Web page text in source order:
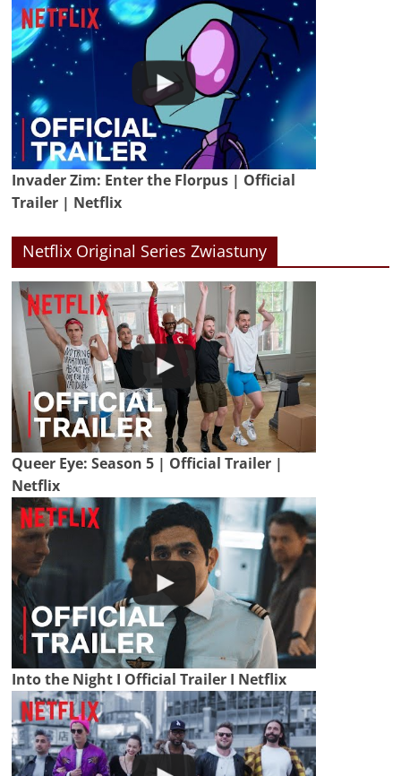
Invader Zim: Enter the Florpus | Official
Trailer | Netflix
Netflix Original Series Zwiastuny
Queer Eye: Season 5 | Official Trailer |
Netflix
Into the Night I Official Trailer I Netflix